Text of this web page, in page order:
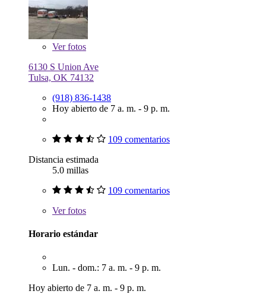
Verfotos
6130 S Union Ave
Tulsa, OK 74132
(918) 836-1438
Hoy abierto de 7 a. m. - 9 p. m.
109 comentarios
Distancia estimada
5.0 millas
109 comentarios
Verfotos
Horario estándar
Lun. - dom.: 7 a. m. - 9 p. m.
Hoy abierto de 7 a. m. - 9 p. m.